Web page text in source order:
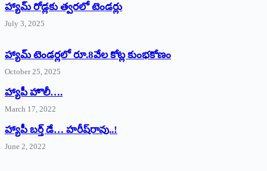
హ్యామ్‌ రోడ్లకు త్వరలో టెండర్లు
July 3, 2025
హ్యామ్‌ ‌టెండర్లలో రూ.8వేల కోట్ల కుంభకోణం
October 25, 2025
హ్యాపీ హొలీ….
March 17, 2022
హ్యాపీ బర్త్ ‌డే… హరీష్‌రావు..!
June 2, 2022